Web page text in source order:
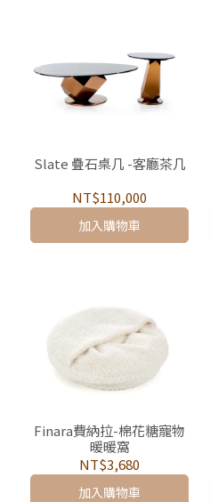
Slate 疊石桌几 -客廳茶几
NT$110,000
加入購物車
Finara費納拉-棉花糖寵物
暖暖窩
NT$3,680
加入購物車